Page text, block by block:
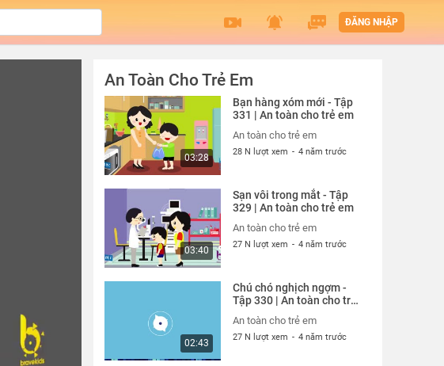
ĐĂNG NHẬP
An Toàn Cho Trẻ Em
03:28
Bạn hàng xóm mới - Tập
331 | An toàn cho trẻ em
An toàn cho trẻ em
28 N lượt xem - 4 năm trước
03:40
Sạn vôi trong mắt - Tập
329 | An toàn cho trẻ em
An toàn cho trẻ em
27 N lượt xem - 4 năm trước
02:43
Chú chó nghịch ngợm -
Tập 330 | An toàn cho trẻ
An toàn cho trẻ em
27 N lượt xem - 4 năm trước